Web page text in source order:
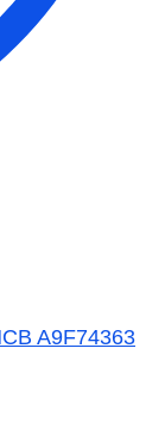
A9F74363